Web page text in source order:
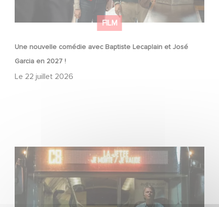
FILM
Une nouvelle comédie avec Baptiste Lecaplain et José
Garcia en 2027 !
Le 22 juillet 2026
Une date de sortie pour le nouveau film de Franck
Dubosc